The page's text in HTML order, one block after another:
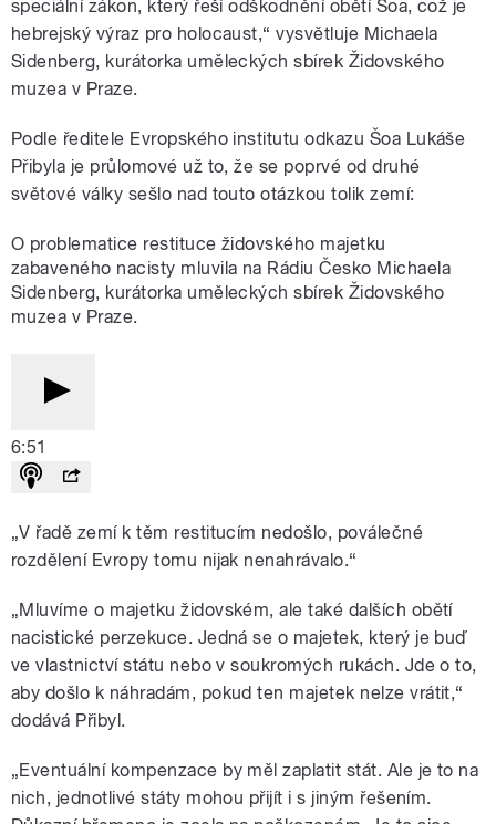
speciální zákon, který řeší odškodnění obětí Šoa, což je
hebrejský výraz pro holocaust,“ vysvětluje Michaela
Sidenberg, kurátorka uměleckých sbírek Židovského
muzea v Praze.
Podle ředitele Evropského institutu odkazu Šoa Lukáše
Přibyla je průlomové už to, že se poprvé od druhé
světové války sešlo nad touto otázkou tolik zemí:
O problematice restituce židovského majetku
zabaveného nacisty mluvila na Rádiu Česko Michaela
Sidenberg, kurátorka uměleckých sbírek Židovského
muzea v Praze.
6:51
„V řadě zemí k těm restitucím nedošlo, poválečné
rozdělení Evropy tomu nijak nenahrávalo.“
„Mluvíme o majetku židovském, ale také dalších obětí
nacistické perzekuce. Jedná se o majetek, který je buď
ve vlastnictví státu nebo v soukromých rukách. Jde o to,
aby došlo k náhradám, pokud ten majetek nelze vrátit,“
dodává Přibyl.
„Eventuální kompenzace by měl zaplatit stát. Ale je to na
nich, jednotlivé státy mohou přijít i s jiným řešením.